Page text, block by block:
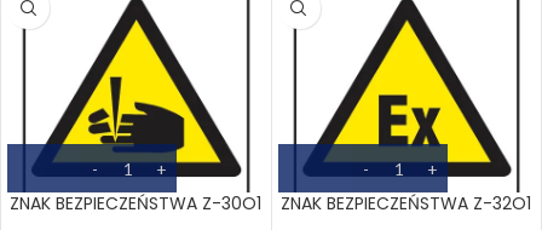
ZNAK BEZPIECZEŃSTWA Z-30O1 ZNAK BEZPIECZEŃSTWA Z-32O1